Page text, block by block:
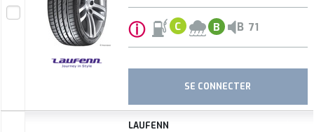
ⓘ C B B 71
SE CONNECTER
LAUFENN